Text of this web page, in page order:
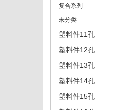
复合系列
未分类
塑料件11孔
塑料件12孔
塑料件13孔
塑料件14孔
塑料件15孔